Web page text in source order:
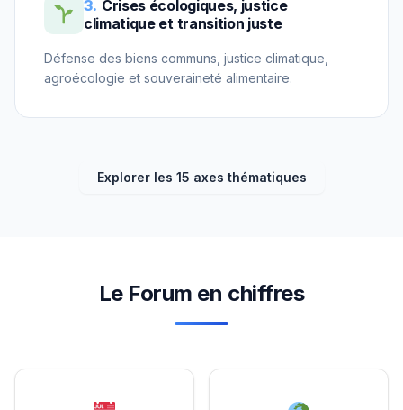
3. Crises écologiques, justice
climatique et transition juste
Défense des biens communs, justice climatique,
agroécologie et souveraineté alimentaire.
Explorer les 15 axes thématiques
Le Forum en chiffres